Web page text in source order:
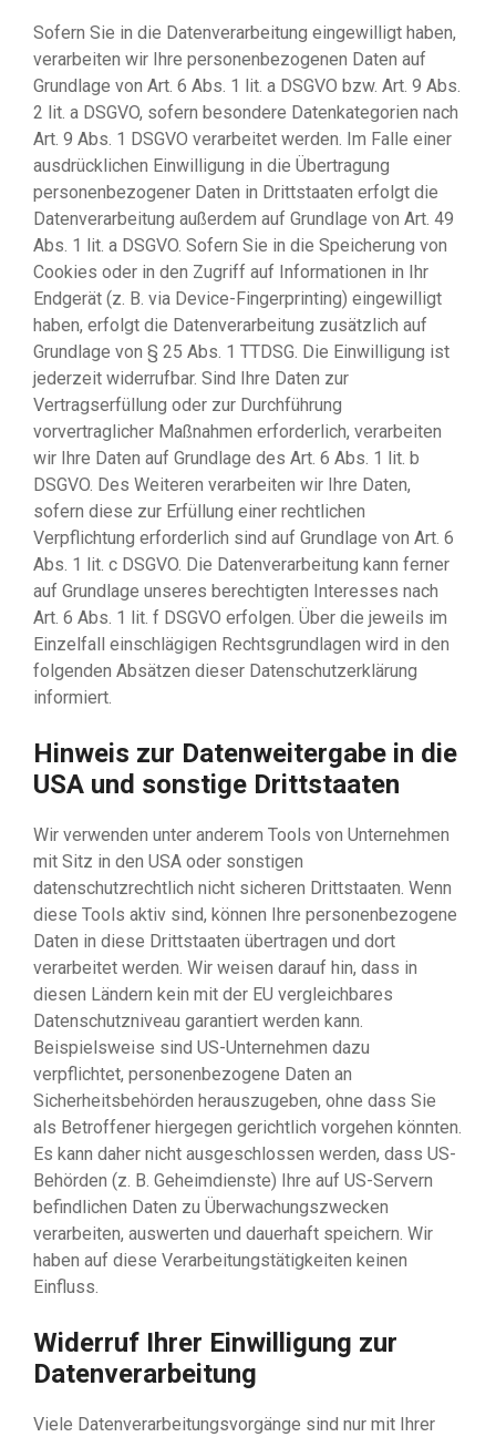
Sofern Sie in die Datenverarbeitung eingewilligt haben,
verarbeiten wir Ihre personenbezogenen Daten auf
Grundlage von Art. 6 Abs. 1 lit. a DSGVO bzw. Art. 9 Abs.
2 lit. a DSGVO, sofern besondere Datenkategorien nach
Art. 9 Abs. 1 DSGVO verarbeitet werden. Im Falle einer
ausdrücklichen Einwilligung in die Übertragung
personenbezogener Daten in Drittstaaten erfolgt die
Datenverarbeitung außerdem auf Grundlage von Art. 49
Abs. 1 lit. a DSGVO. Sofern Sie in die Speicherung von
Cookies oder in den Zugriff auf Informationen in Ihr
Endgerät (z. B. via Device-Fingerprinting) eingewilligt
haben, erfolgt die Datenverarbeitung zusätzlich auf
Grundlage von § 25 Abs. 1 TTDSG. Die Einwilligung ist
jederzeit widerrufbar. Sind Ihre Daten zur
Vertragserfüllung oder zur Durchführung
vorvertraglicher Maßnahmen erforderlich, verarbeiten
wir Ihre Daten auf Grundlage des Art. 6 Abs. 1 lit. b
DSGVO. Des Weiteren verarbeiten wir Ihre Daten,
sofern diese zur Erfüllung einer rechtlichen
Verpflichtung erforderlich sind auf Grundlage von Art. 6
Abs. 1 lit. c DSGVO. Die Datenverarbeitung kann ferner
auf Grundlage unseres berechtigten Interesses nach
Art. 6 Abs. 1 lit. f DSGVO erfolgen. Über die jeweils im
Einzelfall einschlägigen Rechtsgrundlagen wird in den
folgenden Absätzen dieser Datenschutzerklärung
informiert.
Hinweis zur Datenweitergabe in die
USA und sonstige Drittstaaten
Wir verwenden unter anderem Tools von Unternehmen
mit Sitz in den USA oder sonstigen
datenschutzrechtlich nicht sicheren Drittstaaten. Wenn
diese Tools aktiv sind, können Ihre personenbezogene
Daten in diese Drittstaaten übertragen und dort
verarbeitet werden. Wir weisen darauf hin, dass in
diesen Ländern kein mit der EU vergleichbares
Datenschutzniveau garantiert werden kann.
Beispielsweise sind US-Unternehmen dazu
verpflichtet, personenbezogene Daten an
Sicherheitsbehörden herauszugeben, ohne dass Sie
als Betroffener hiergegen gerichtlich vorgehen könnten.
Es kann daher nicht ausgeschlossen werden, dass US-
Behörden (z. B. Geheimdienste) Ihre auf US-Servern
befindlichen Daten zu Überwachungszwecken
verarbeiten, auswerten und dauerhaft speichern. Wir
haben auf diese Verarbeitungstätigkeiten keinen
Einfluss.
Widerruf Ihrer Einwilligung zur
Datenverarbeitung
Viele Datenverarbeitungsvorgänge sind nur mit Ihrer